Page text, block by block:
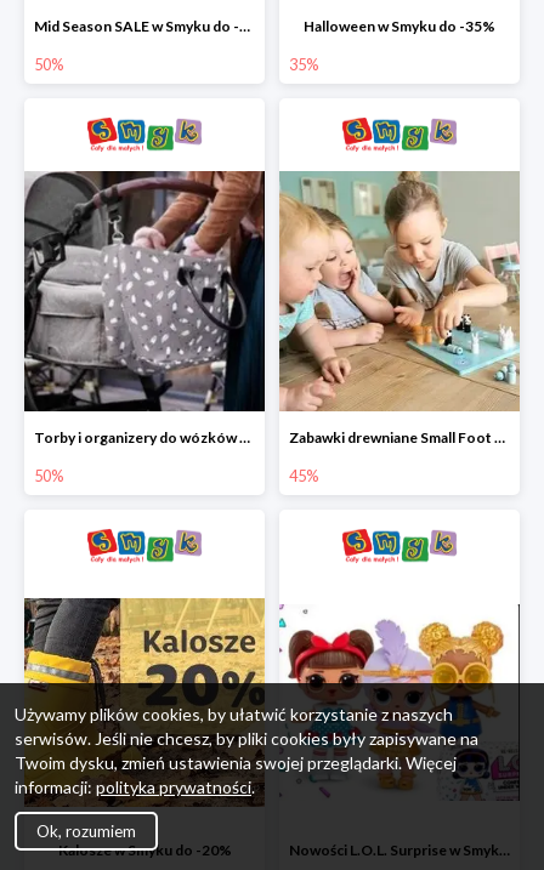
Mid Season SALE w Smyku do -50%
50%
Halloween w Smyku do -35%
35%
Torby i organizery do wózków w Smyku do -50%
50%
Zabawki drewniane Small Foot do -45%
45%
Kalosze w Smyku do -20% Nowości L.O.L. Surprise w Smyku do -45%
Używamy plików cookies, by ułatwić korzystanie z naszych
serwisów. Jeśli nie chcesz, by pliki cookies były zapisywane na
Twoim dysku, zmień ustawienia swojej przeglądarki. Więcej
informacji: polityka prywatności.
Ok, rozumiem